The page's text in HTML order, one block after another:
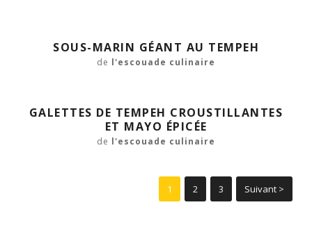
SOUS-MARIN GÉANT AU TEMPEH
de l'escouade culinaire
GALETTES DE TEMPEH CROUSTILLANTES
ET MAYO ÉPICÉE
de l'escouade culinaire
1 2 3 Suivant >